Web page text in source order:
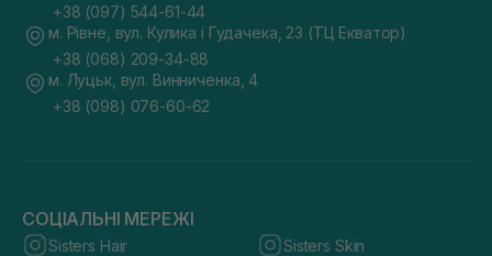
+38 (097) 544-61-44
м. Рівне, вул. Кулика і Гудачека, 23 (ТЦ Екватор)
+38 (068) 209-34-88
м. Луцьк, вул. Винниченка, 4
+38 (098) 076-60-62
СОЦІАЛЬНІ МЕРЕЖІ
Sisters Hair Sisters Skin